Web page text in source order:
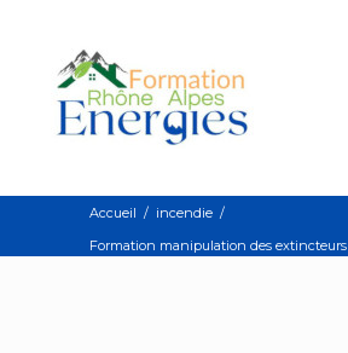
Accueil / incendie /
Formation manipulation des extincteurs